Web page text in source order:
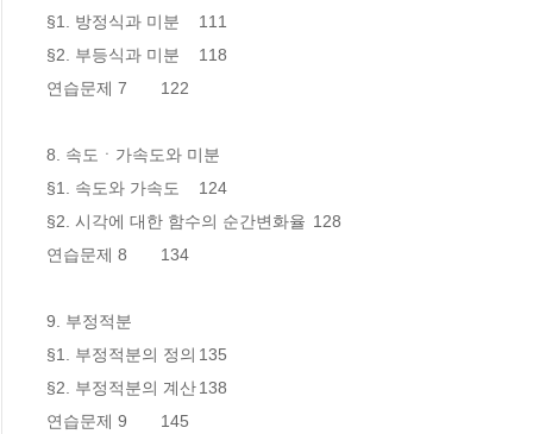
§1. 방정식과 미분	111
§2. 부등식과 미분	118
연습문제 7 	122
8. 속도ㆍ가속도와 미분
§1. 속도와 가속도	124
§2. 시각에 대한 함수의 순간변화율	128
연습문제 8  	134
9. 부정적분
§1. 부정적분의 정의	135
§2. 부정적분의 계산	138
연습문제 9 	145